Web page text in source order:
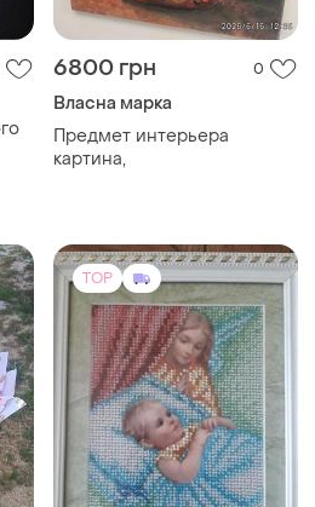
6800 грн 0
Власна марка
Предмет интерьера
картина,
TOP